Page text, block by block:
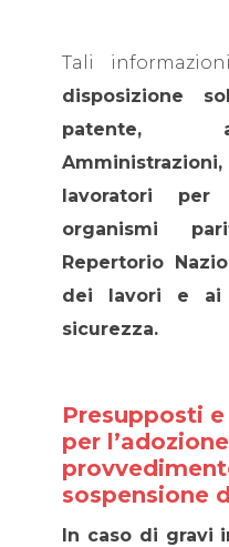
Tali
disposizione
patente,
lavoratori
organismi
Repertorio
dei lavori e ai
sicurezza.
Presupposti
per
sospensione
In caso di gravi